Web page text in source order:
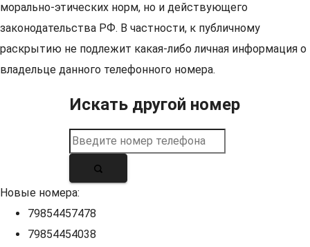
морально-этических норм, но и действующего
законодательства РФ. В частности, к публичному
раскрытию не подлежит какая-либо личная информация о
владельце данного телефонного номера.
Искать другой номер
Новые номера:
79854457478
79854454038